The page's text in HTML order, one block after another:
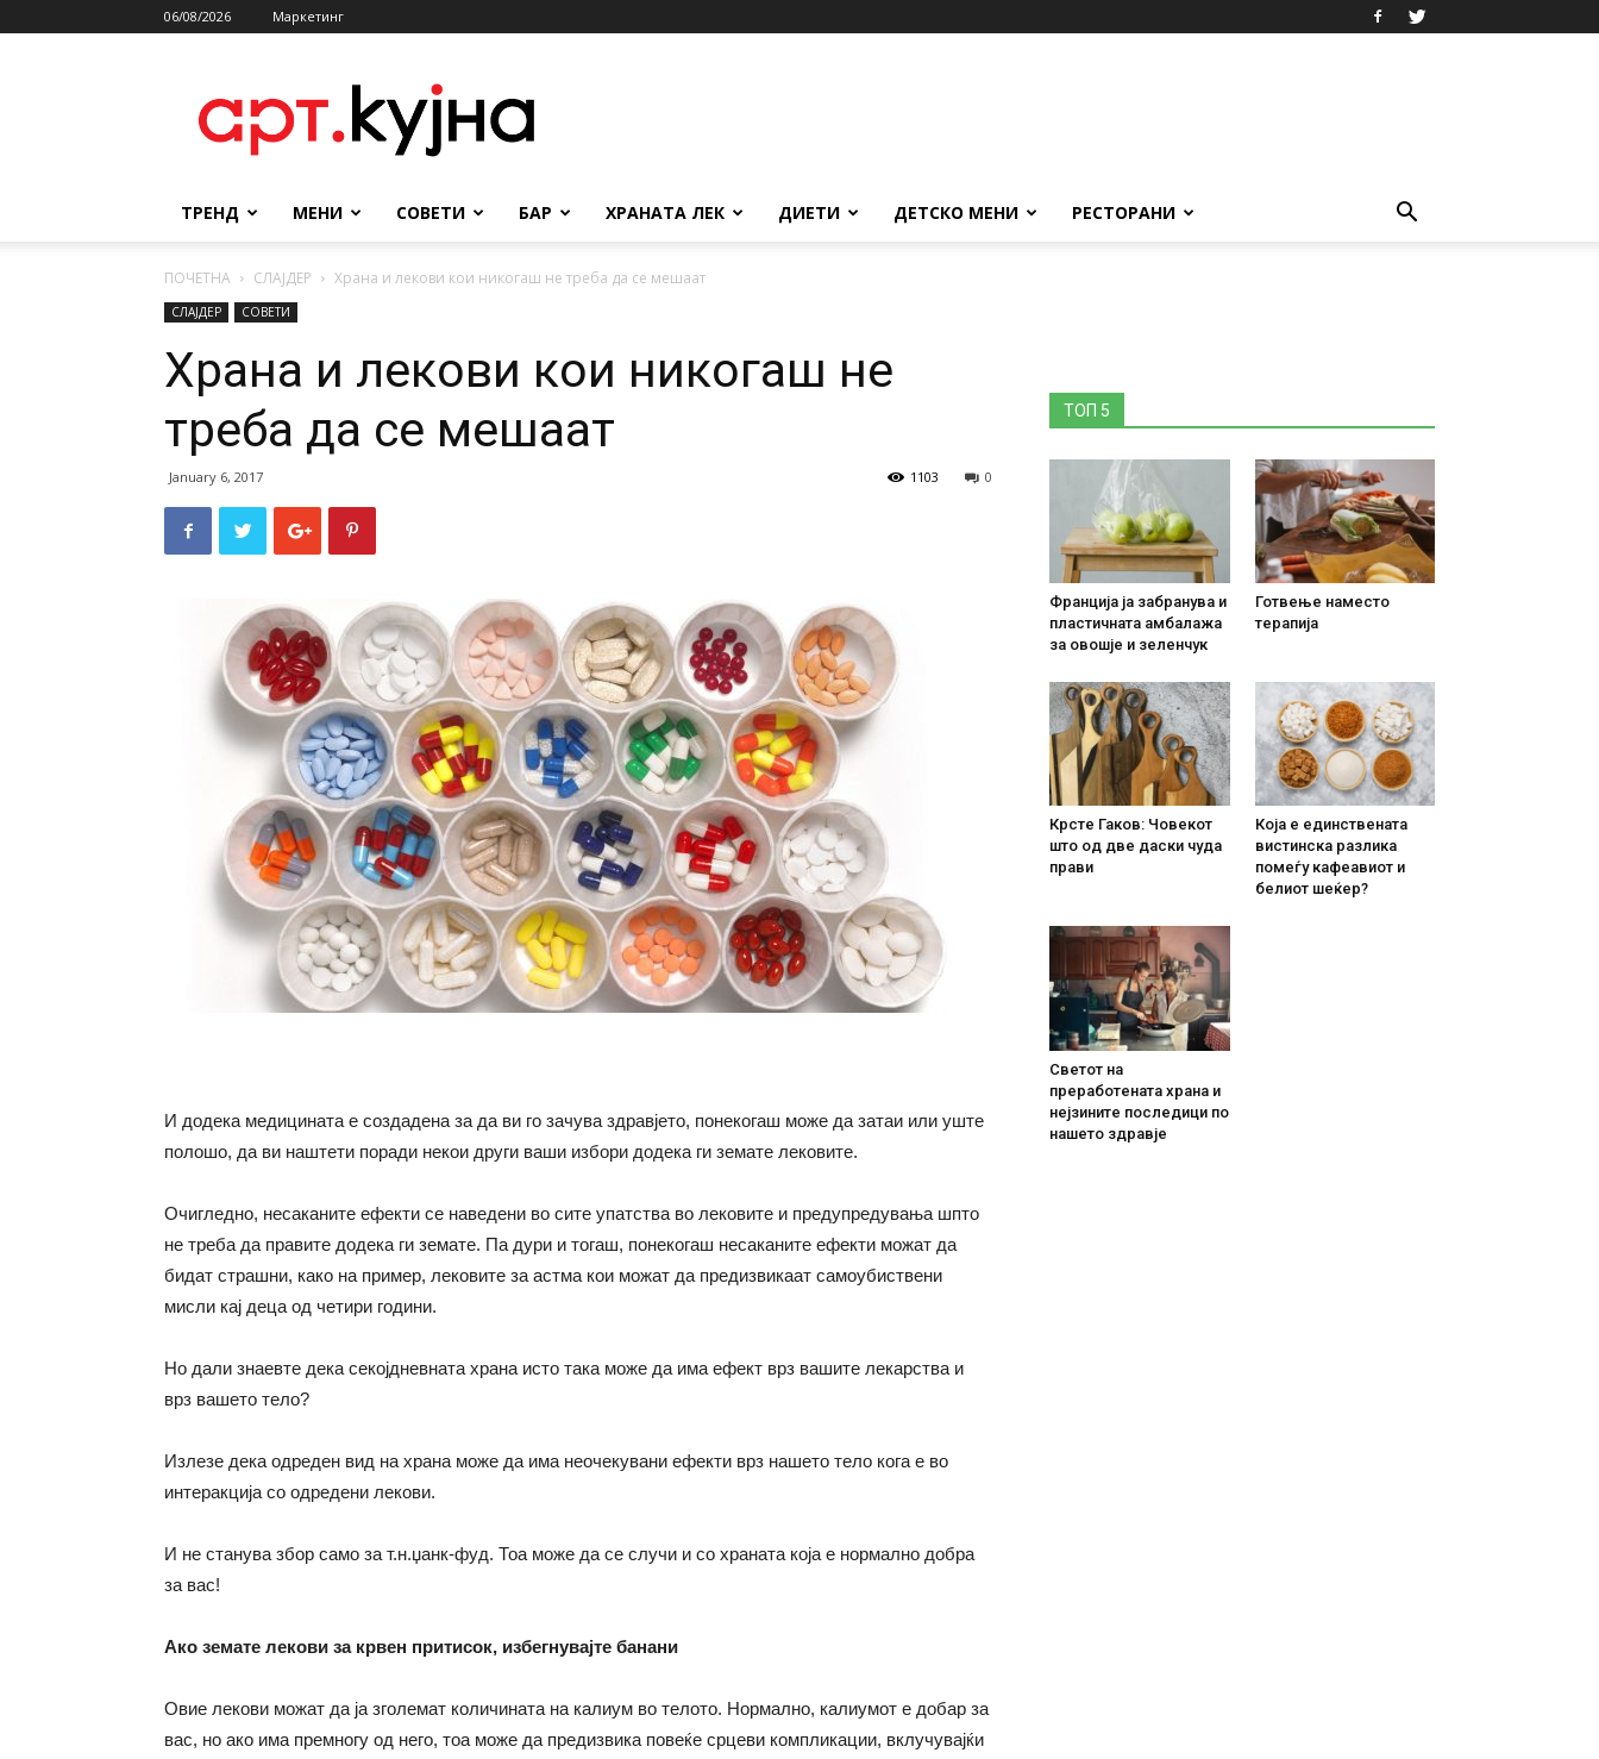
06/08/2026 Маркетинг
ТРЕНД МЕНИ СОВЕТИ БАР ХРАНАТА ЛЕК ДИЕТИ ДЕТСКО МЕНИ РЕСТОРАНИ
ПОЧЕТНА СЛАЈДЕР Храна и лекови кои никогаш не треба да се мешаат
СЛАЈДЕР СОВЕТИ
Храна и лекови кои никогаш не
треба да се мешаат
January 6, 2017 0
1103
И додека медицината е создадена за да ви го зачува здравјето, понекогаш може да затаи или уште
полошо, да ви наштети поради некои други ваши избори додека ги земате лековите.
Очигледно, несаканите ефекти се наведени во сите упатства во лековите и предупредувања шпто
не треба да правите додека ги земате. Па дури и тогаш, понекогаш несаканите ефекти можат да
бидат страшни, како на пример, лековите за астма кои можат да предизвикаат самоубиствени
мисли кај деца од четири години.
Но дали знаевте дека секојдневната храна исто така може да има ефект врз вашите лекарства и
врз вашето тело?
Излезе дека одреден вид на храна може да има неочекувани ефекти врз нашето тело кога е во
интеракција со одредени лекови.
И не станува збор само за т.н.џанк-фуд. Тоа може да се случи и со храната која е нормално добра
за вас!
Ако земате лекови за крвен притисок, избегнувајте банани
Овие лекови можат да ја зголемат количината на калиум во телото. Нормално, калиумот е добар за
вас, но ако има премногу од него, тоа може да предизвика повеќе срцеви компликации, вклучувајќи
ТОП 5
Франција ја забранува и
пластичната амбалажа
за овошје и зеленчук
Готвење наместо
терапија
Крсте Гаков: Човекот
што од две даски чуда
прави
Која е единствената
вистинска разлика
помеѓу кафеавиот и
белиот шеќер?
Светот на
преработената храна и
нејзините последици по
нашето здравје